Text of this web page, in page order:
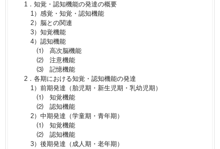
1．知覚・認知機能の発達の概要
1）感覚・知覚・認知機能
2）脳との関連
3）知覚機能
4）認知機能
⑴ 高次脳機能
⑵ 注意機能
⑶ 記憶機能
2．各期における知覚・認知機能の発達
1）前期発達（胎児期・新生児期・乳幼児期）
⑴ 知覚機能
⑵ 認知機能
2）中期発達（学童期・青年期）
⑴ 知覚機能
⑵ 認知機能
3）後期発達（成人期・老年期）